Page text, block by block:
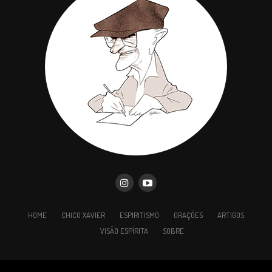
Você leva irmãos desencarnados para o
centro espírita?
Você está vivendo uma maldição?
A ti sobretudo, meu anjo guardião, que mais
particularmente velas por mim, e a todos vós,
Espíritos protetores, que por mim vos interessais,
peço fazerdes que me torne digno da vossa
proteção. Conheceis as minhas necessidades;
sejam elas atendidas, segundo a vontade de Deus.
HOME CHICO XAVIER ESPIRITISMO ORAÇÕES
ARTIGOS
VISÃO ESPÍRITA
SOBRE